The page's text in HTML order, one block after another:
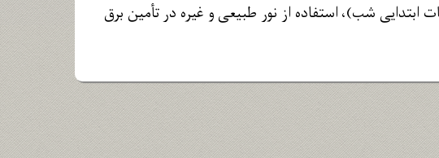
از وسایل پرمصرف در اوج بار ( ساعات 11 تا 17 و ساعات ابتدایی شب)، استفاده از نور طبیعی و غیره در تأمین برق